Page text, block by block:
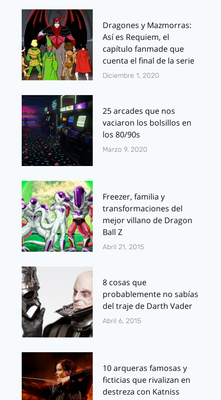
Dragones y Mazmorras:
Así es Requiem, el
capítulo fanmade que
cuenta el final de la serie
Diciembre 1, 2020
25 arcades que nos
vaciaron los bolsillos en
los 80/90s
Marzo 9, 2020
Freezer, familia y
transformaciones del
mejor villano de Dragon
Ball Z
Abril 21, 2015
8 cosas que
probablemente no sabías
del traje de Darth Vader
Abril 6, 2015
10 arqueras famosas y
ficticias que rivalizan en
destreza con Katniss